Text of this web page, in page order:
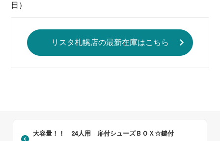
日）
リスタ札幌店の最新在庫はこちら
大容量！！ 24人用 扉付シューズＢＯＸ☆鍵付